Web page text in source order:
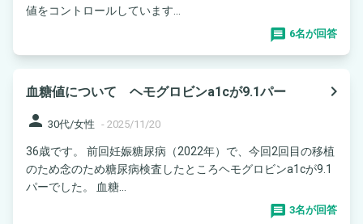
値をコントロールしています...
6名が回答
血糖値について ヘモグロビンa1cが9.1パー
navigate_next
person 30代/女性 - 2025/11/20
36歳です。 前回妊娠糖尿病（2022年）で、今回2回目の移植
のため念のため糖尿病検査したところヘモグロビンa1cが9.1
パーでした。 血糖...
3名が回答